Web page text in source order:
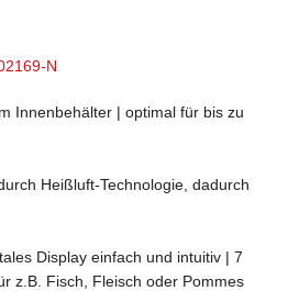
N
Innenbehälter | optimal für bis zu
Heißluft-Technologie, dadurch
Display einfach und intuitiv | 7
z.B. Fisch, Fleisch oder Pommes